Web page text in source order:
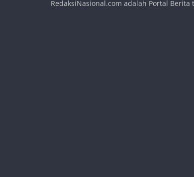
RedaksiNasional.com adalah Portal